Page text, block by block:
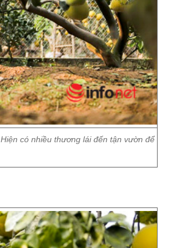
có nhiều thương lái đến tận vườn để